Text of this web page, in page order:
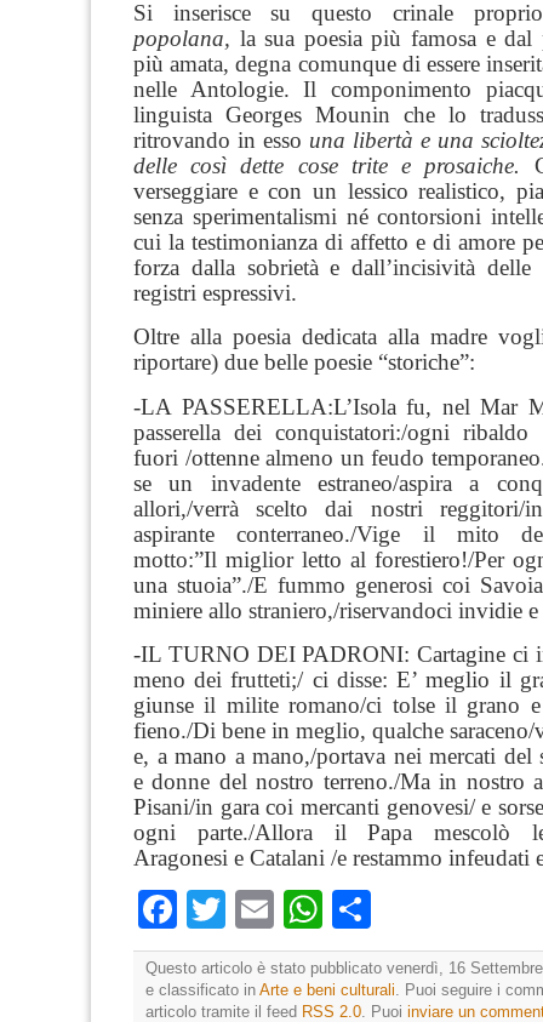
Si inserisce su questo crinale
popolana, la sua poesia più famosa e dal
più amata, degna comunque di essere
nelle Antologie. Il componimento
linguista Georges Mounin che lo
ritrovando in esso una libertà e una
delle così dette cose trite e prosaiche.
verseggiare e con un lessico realistico,
senza sperimentalismi né contorsioni
cui la testimonianza di affetto e di amore
forza dalla sobrietà e dall’incisività delle
registri espressivi.
Oltre alla poesia dedicata alla madre
riportare) due belle poesie “storiche”:
-LA PASSERELLA:L’Isola fu, nel Mar
passerella dei conquistatori:/ogni
fuori /ottenne almeno un feudo
se un invadente estraneo/aspira a
allori,/verrà scelto dai nostri reggitori/
aspirante conterraneo./Vige il mito
motto:”Il miglior letto al forestiero!/Per
una stuoia”./E fummo generosi coi
miniere allo straniero,/riservandoci invidie e
-IL TURNO DEI PADRONI: Cartagine ci
meno dei frutteti;/ ci disse: E’ meglio il
giunse il milite romano/ci tolse il grano
fieno./Di bene in meglio, qualche saraceno/
e, a mano a mano,/portava nei mercati del
e donne del nostro terreno./Ma in nostro
Pisani/in gara coi mercanti genovesi/ e
ogni parte./Allora il Papa mescolò
Aragonesi e Catalani /e restammo infeudati
Facebook
TwitterEmailWhatsApp
Questo articolo è stato pubblicato venerdì, 16
e classificato in Arte e beni culturali. Puoi seguire i
articolo tramite il feed RSS 2.0. Puoi inviare un